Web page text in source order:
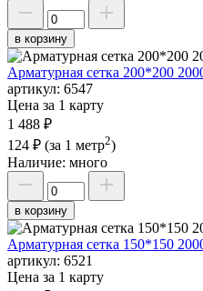
в корзину
Арматурная сетка 200*200
артикул: 6547
Цена за 1 карту
1 488 ₽
124 ₽ (за 1 метр2)
Наличие: много
в корзину
Арматурная сетка 150*150
артикул: 6521
Цена за 1 карту